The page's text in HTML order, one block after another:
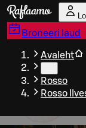
Liigu peamise sisu
Broneeri laud
Avaleht
Rosso
Rosso